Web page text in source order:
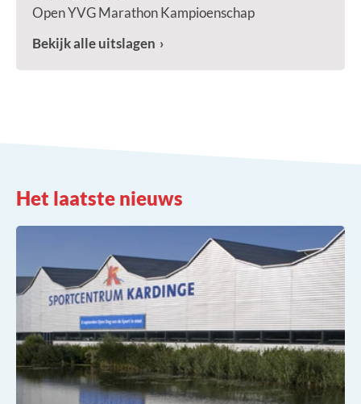
Open YVG Marathon Kampioenschap
Bekijk alle uitslagen
Het laatste nieuws